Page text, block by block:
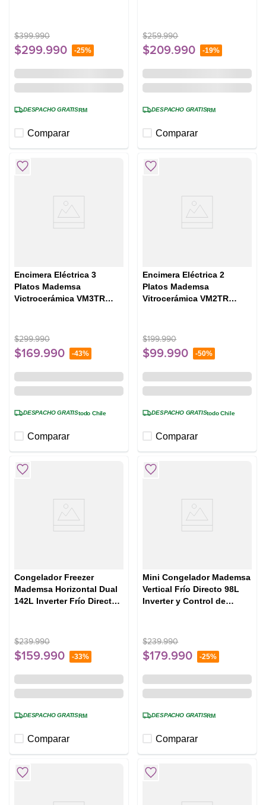
$399.990
$299.990 -25%
DESPACHO GRATISRM
Comparar
$259.990
$209.990 -19%
DESPACHO GRATISRM
Comparar
Encimera Eléctrica 3
Platos Mademsa
Victrocerámica VM3TR
$299.990
$169.990 -43%
DESPACHO GRATIStodo Chile
Comparar
Encimera Eléctrica 2
Platos Mademsa
Vitrocerámica VM2TR
$199.990
$99.990 -50%
DESPACHO GRATIStodo Chile
Comparar
Congelador Freezer
Mademsa Horizontal Dual
142L Inverter Frío Directo
$239.990
$159.990 -33%
DESPACHO GRATISRM
Comparar
Mini Congelador Mademsa
Vertical Frío Directo 98L
Inverter y Control de
$239.990
$179.990 -25%
DESPACHO GRATISRM
Comparar